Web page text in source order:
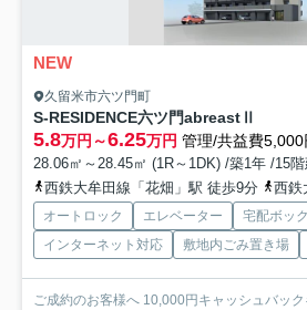
NEW
久留米市六ツ門町
S-RESIDENCE六ツ門abreastⅡ
5.8万円～6.25万円 管理/共益費5,000
28.06㎡～28.45㎡ (1R～1DK) /築1年 /15階
西鉄大牟田線「花畑」駅 徒歩9分
西鉄大
オートロック エレベーター
宅配ボッ
インターネット対応
敷地内ごみ置き場
ご成約のお客様へ 10,000円キャッシュバッ